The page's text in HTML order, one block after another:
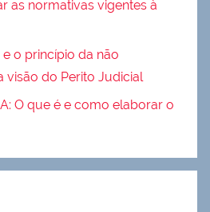
as normativas vigentes à
o princípio da não
visão do Perito Judicial
O que é e como elaborar o